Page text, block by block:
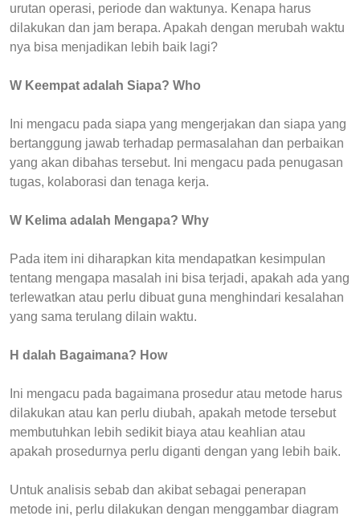
urutan operasi, periode dan waktunya. Kenapa harus
dilakukan dan jam berapa. Apakah dengan merubah waktu
nya bisa menjadikan lebih baik lagi?
W Keempat adalah Siapa? Who
Ini mengacu pada siapa yang mengerjakan dan siapa yang
bertanggung jawab terhadap permasalahan dan perbaikan
yang akan dibahas tersebut. Ini mengacu pada penugasan
tugas, kolaborasi dan tenaga kerja.
W Kelima adalah Mengapa? Why
Pada item ini diharapkan kita mendapatkan kesimpulan
tentang mengapa masalah ini bisa terjadi, apakah ada yang
terlewatkan atau perlu dibuat guna menghindari kesalahan
yang sama terulang dilain waktu.
H dalah Bagaimana? How
Ini mengacu pada bagaimana prosedur atau metode harus
dilakukan atau kan perlu diubah, apakah metode tersebut
membutuhkan lebih sedikit biaya atau keahlian atau
apakah prosedurnya perlu diganti dengan yang lebih baik.
Untuk analisis sebab dan akibat sebagai penerapan
metode ini, perlu dilakukan dengan menggambar diagram